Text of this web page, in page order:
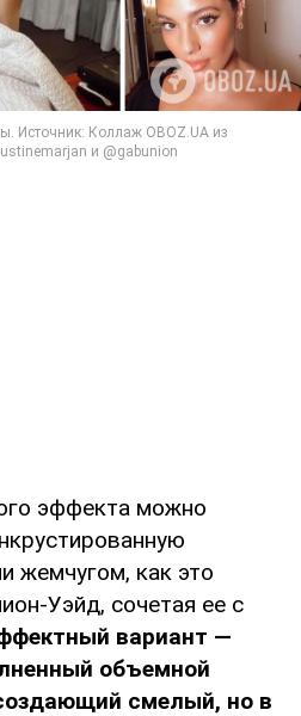
эффекта можно
жемчугом, как это
Уэйд, сочетая ее с
вариант —
объемной
смелый, но в